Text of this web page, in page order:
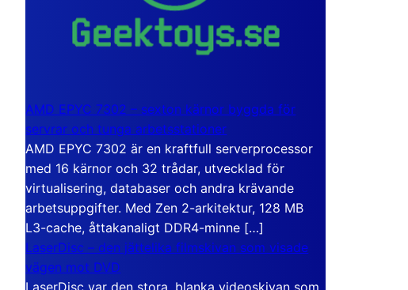
AMD EPYC 7302 – sexton kärnor byggda för
servrar och tunga arbetsstationer
AMD EPYC 7302 är en kraftfull serverprocessor
med 16 kärnor och 32 trådar, utvecklad för
virtualisering, databaser och andra krävande
arbetsuppgifter. Med Zen 2-arkitektur, 128 MB
L3-cache, åttakanaligt DDR4-minne […]
LaserDisc – den jättelika filmskivan som visade
vägen mot DVD
LaserDisc var den stora, blanka videoskivan som